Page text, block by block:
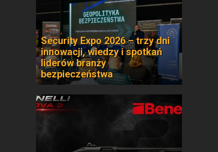
Security Expo 2026 – trzy dni
innowacji, wiedzy i spotkań
liderów branży
bezpieczeństwa